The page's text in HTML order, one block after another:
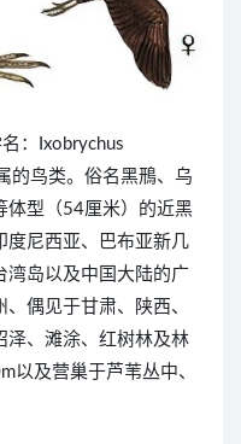
：Ixobrychus
的鸟类。俗名黑鳽、乌
体型（54厘米）的近黑
度尼西亚、巴布亚新几
湾岛以及中国大陆的广
偶见于甘肃、陕西、
泽、滩涂、红树林及林
以及营巢于芦苇丛中、